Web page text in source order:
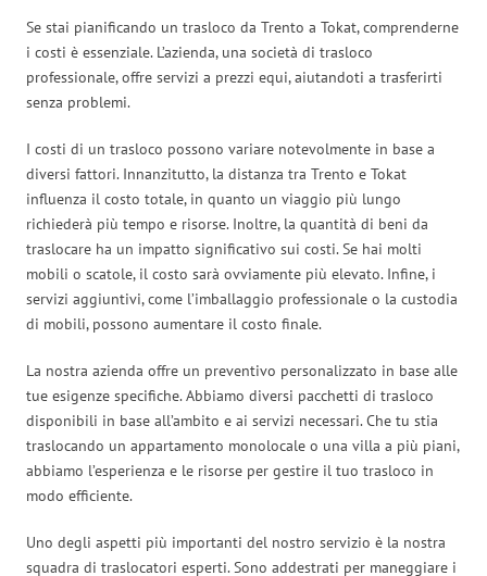
Se stai pianificando un trasloco da Trento a Tokat, comprenderne
i costi è essenziale. L’azienda, una società di trasloco
professionale, offre servizi a prezzi equi, aiutandoti a trasferirti
senza problemi.
I costi di un trasloco possono variare notevolmente in base a
diversi fattori. Innanzitutto, la distanza tra Trento e Tokat
influenza il costo totale, in quanto un viaggio più lungo
richiederà più tempo e risorse. Inoltre, la quantità di beni da
traslocare ha un impatto significativo sui costi. Se hai molti
mobili o scatole, il costo sarà ovviamente più elevato. Infine, i
servizi aggiuntivi, come l’imballaggio professionale o la custodia
di mobili, possono aumentare il costo finale.
La nostra azienda offre un preventivo personalizzato in base alle
tue esigenze specifiche. Abbiamo diversi pacchetti di trasloco
disponibili in base all’ambito e ai servizi necessari. Che tu stia
traslocando un appartamento monolocale o una villa a più piani,
abbiamo l’esperienza e le risorse per gestire il tuo trasloco in
modo efficiente.
Uno degli aspetti più importanti del nostro servizio è la nostra
squadra di traslocatori esperti. Sono addestrati per maneggiare i